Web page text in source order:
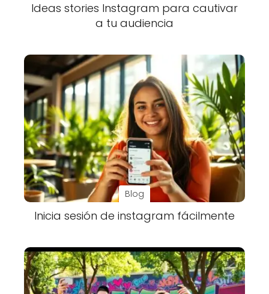
Ideas stories Instagram para cautivar
a tu audiencia
Blog
Inicia sesión de instagram fácilmente